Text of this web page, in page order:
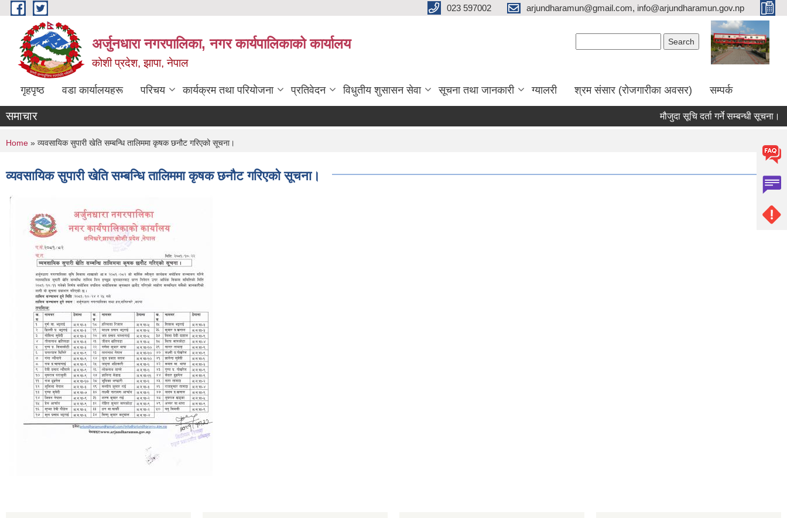
Skip to main content 023 597002 arjundharamun@gmail.com, info@arjundharamun.gov.np
अर्जुनधारा नगरपालिका, नगर कार्यपालिकाको कार्यालय
कोशी प्रदेश, झापा, नेपाल
गृहपृष्ठ वडा कार्यालयहरू परिचय कार्यक्रम तथा परियोजना प्रतिवेदन विधुतीय शुसासन सेवा सूचना तथा जानकारी ग्यालरी श्रम संसार (रोजगारीका अवसर) सम्पर्क
समाचार मौजुदा सूचि दर्ता गर्ने सम्बन्धी सूचना।
You are here
Home » व्यवसायिक सुपारी खेति सम्बन्धि तालिममा कृषक छनौट गरिएको सूचना।
व्यवसायिक सुपारी खेति सम्बन्धि तालिममा कृषक छनौट गरिएको सूचना।